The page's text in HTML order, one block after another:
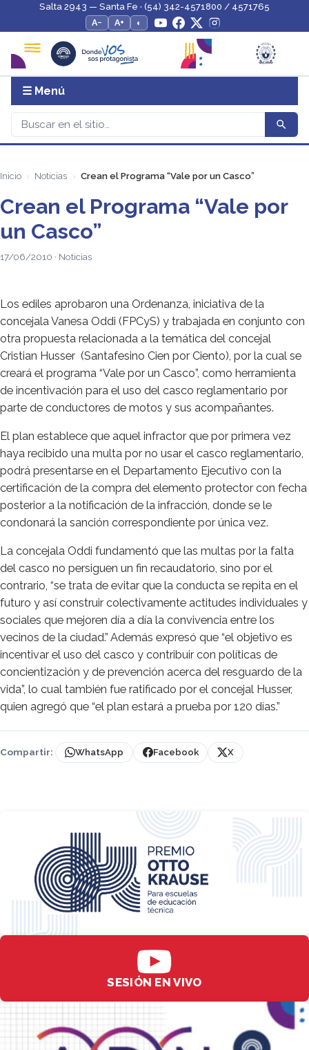
Salta 2943 — Santa Fe · (54) 342-4571800 / 4571765
A−
A+ ◐
☰ Menú
Inicio Noticias Crean el Programa “Vale por un Casco”
Crean el Programa “Vale por
un Casco”
17/06/2010 · Noticias
Los ediles aprobaron una Ordenanza, iniciativa de la
concejala Vanesa Oddi (FPCyS) y trabajada en conjunto con
otra propuesta relacionada a la temática del concejal
Cristian Husser (Santafesino Cien por Ciento), por la cual se
creará el programa “Vale por un Casco”, como herramienta
de incentivación para el uso del casco reglamentario por
parte de conductores de motos y sus acompañantes.
El plan establece que aquel infractor que por primera vez
haya recibido una multa por no usar el casco reglamentario,
podrá presentarse en el Departamento Ejecutivo con la
certificación de la compra del elemento protector con fecha
posterior a la notificación de la infracción, donde se le
condonará la sanción correspondiente por única vez.
La concejala Oddi fundamentó que las multas por la falta
del casco no persiguen un fin recaudatorio, sino por el
contrario, “se trata de evitar que la conducta se repita en el
futuro y así construir colectivamente actitudes individuales y
sociales que mejoren día a día la convivencia entre los
vecinos de la ciudad.” Además expresó que “el objetivo es
incentivar el uso del casco y contribuir con políticas de
concientización y de prevención acerca del resguardo de la
vida”, lo cual también fue ratificado por el concejal Husser,
quien agregó que “el plan estará a prueba por 120 días.”
Compartir: WhatsApp Facebook X
SESIÓN EN VIVO